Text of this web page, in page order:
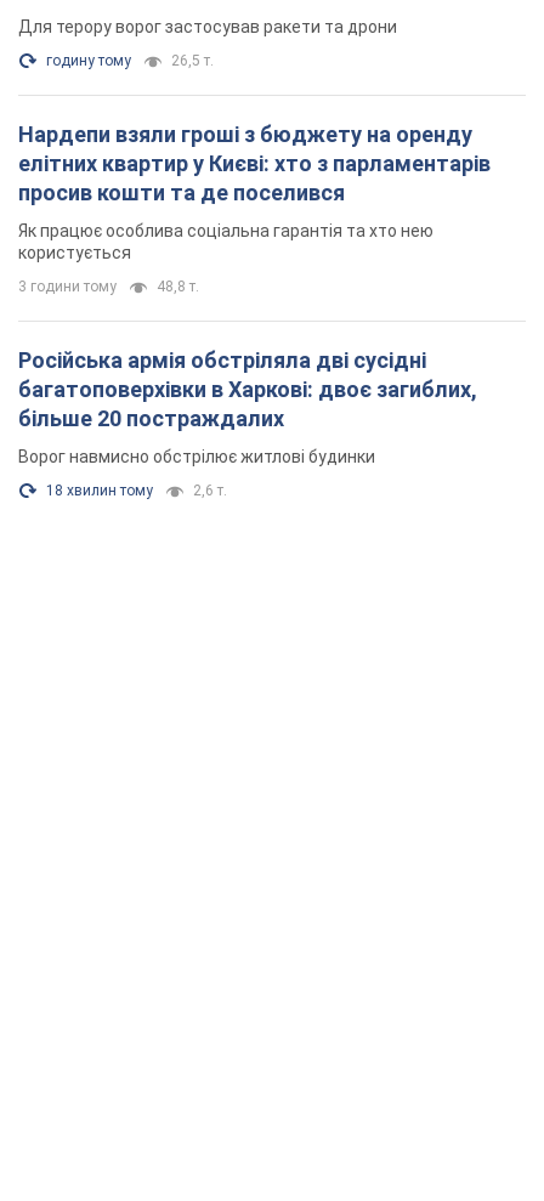
Для терору ворог застосував ракети та дрони
годину тому 26,5 т.
Нардепи взяли гроші з бюджету на оренду
елітних квартир у Києві: хто з парламентарів
просив кошти та де поселився
Як працює особлива соціальна гарантія та хто нею
користується
3 години тому 48,8 т.
Російська армія обстріляла дві сусідні
багатоповерхівки в Харкові: двоє загиблих,
більше 20 постраждалих
Ворог навмисно обстрілює житлові будинки
18 хвилин тому 2,6 т.